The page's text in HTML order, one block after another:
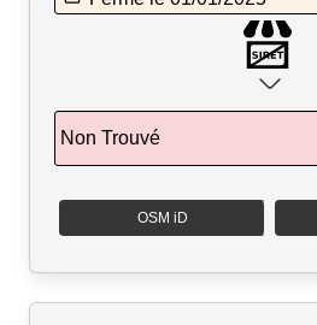
Non Trouvé
OSM iD